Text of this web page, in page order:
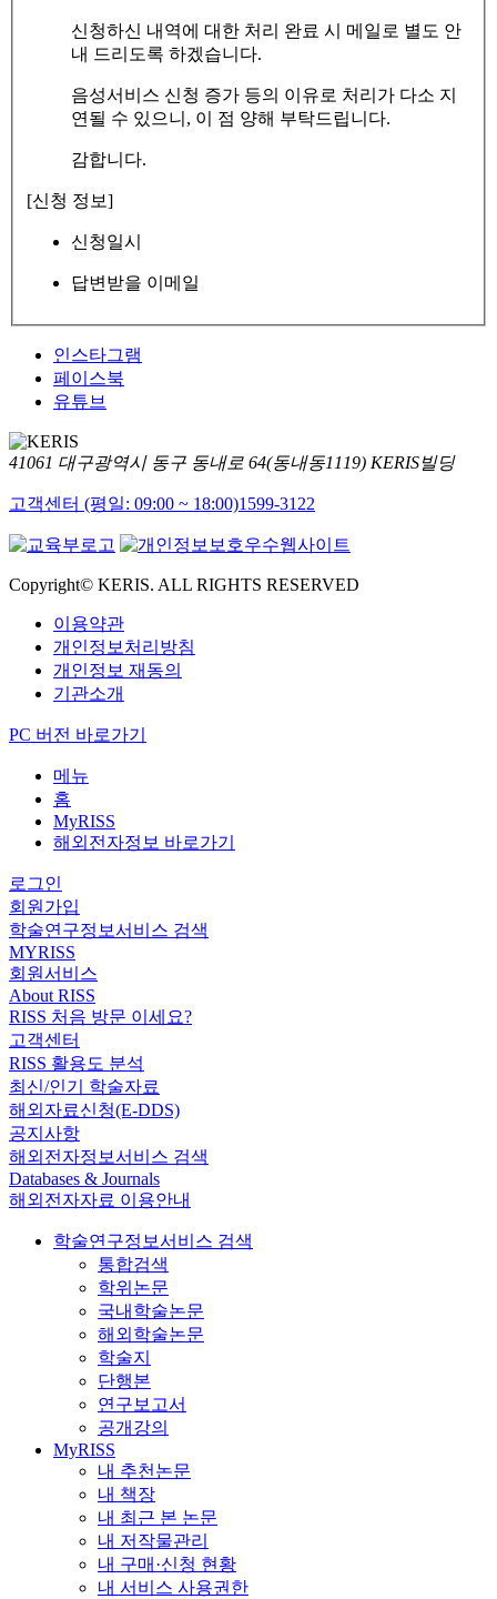
신청하신 내역에 대한 처리 완료 시 메일로 별도 안
내 드리도록 하겠습니다.
음성서비스 신청 증가 등의 이유로 처리가 다소 지
연될 수 있으니, 이 점 양해 부탁드립니다.
감합니다.
[신청 정보]
신청일시
답변받을 이메일
인스타그램
페이스북
유튜브
41061 대구광역시 동구 동내로 64(동내동1119) KERIS빌딩
고객센터 (평일: 09:00 ~ 18:00)1599-3122
Copyright© KERIS. ALL RIGHTS RESERVED
이용약관
개인정보처리방침
개인정보 재동의
기관소개
PC 버전 바로가기
메뉴
홈
MyRISS
해외전자정보 바로가기
로그인
회원가입
학술연구정보서비스 검색
MYRISS
회원서비스
About RISS
RISS 처음 방문 이세요?
고객센터
RISS 활용도 분석
최신/인기 학술자료
해외자료신청(E-DDS)
공지사항
해외전자정보서비스 검색
Databases & Journals
해외전자자료 이용안내
학술연구정보서비스 검색
통합검색
학위논문
국내학술논문
해외학술논문
학술지
단행본
연구보고서
공개강의
MyRISS
내 추천논문
내 책장
내 최근 본 논문
내 저작물관리
내 구매·신청 현황
내 서비스 사용권한